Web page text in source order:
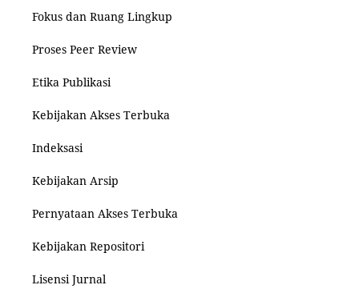
Fokus dan Ruang Lingkup
Proses Peer Review
Etika Publikasi
Kebijakan Akses Terbuka
Indeksasi
Kebijakan Arsip
Pernyataan Akses Terbuka
Kebijakan Repositori
Lisensi Jurnal